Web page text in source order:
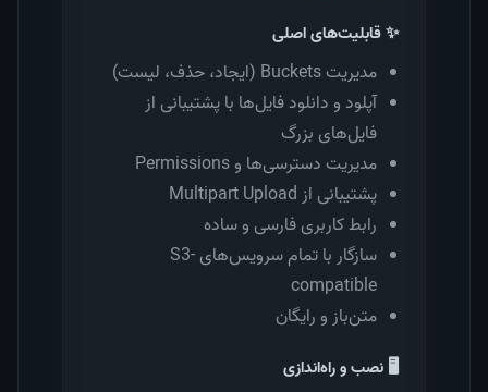
✨ قابلیت‌های اصلی
مدیریت Buckets (ایجاد، حذف، لیست)
آپلود و دانلود فایل‌ها با پشتیبانی از
فایل‌های بزرگ
مدیریت دسترسی‌ها و Permissions
پشتیبانی از Multipart Upload
رابط کاربری فارسی و ساده
سازگار با تمام سرویس‌های S3-
compatible
متن‌باز و رایگان
🖥️ نصب و راه‌اندازی